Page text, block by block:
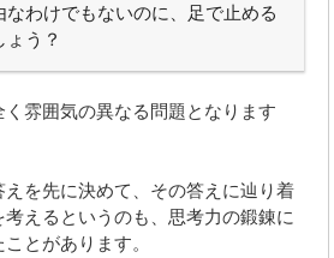
なわけでもないのに、足で止める
う？
雰囲気の異なる問題となります
えを先に決めて、その答えに辿り着
考えるというのも、思考力の鍛錬に
とがあります。